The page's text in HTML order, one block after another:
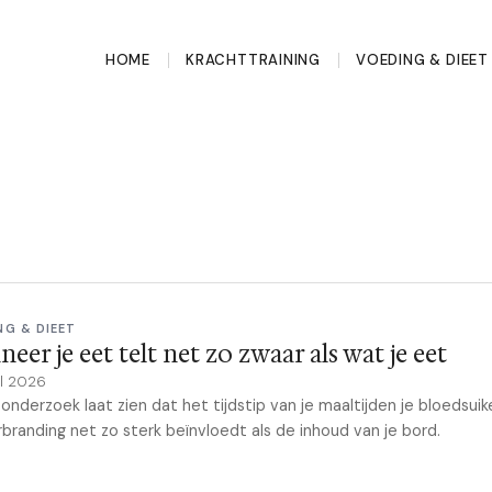
HOME KRACHTTRAINING VOEDING & DIEET
& DIEET
je eet telt net zo zwaar als wat je eet
2026
laat zien dat het tijdstip van je maaltijden je
net zo sterk beïnvloedt als de inhoud van je bord.